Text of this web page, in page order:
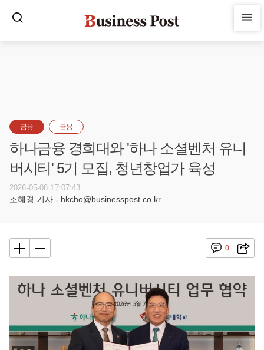
금융 금융
하나금융 경희대와 '하나 소셜벤처 유니
버시티' 5기 모집, 청년창업가 육성
2026-05-08 17:07:43
조혜경 기자 - hkcho@businesspost.co.kr
0